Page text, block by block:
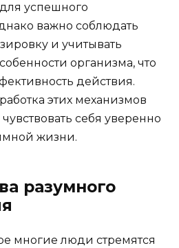
успешного
важно соблюдать
и учитывать
организма, что
действия.
этих механизмов
себя уверенно
жизни.
разумного
многие люди стремятся